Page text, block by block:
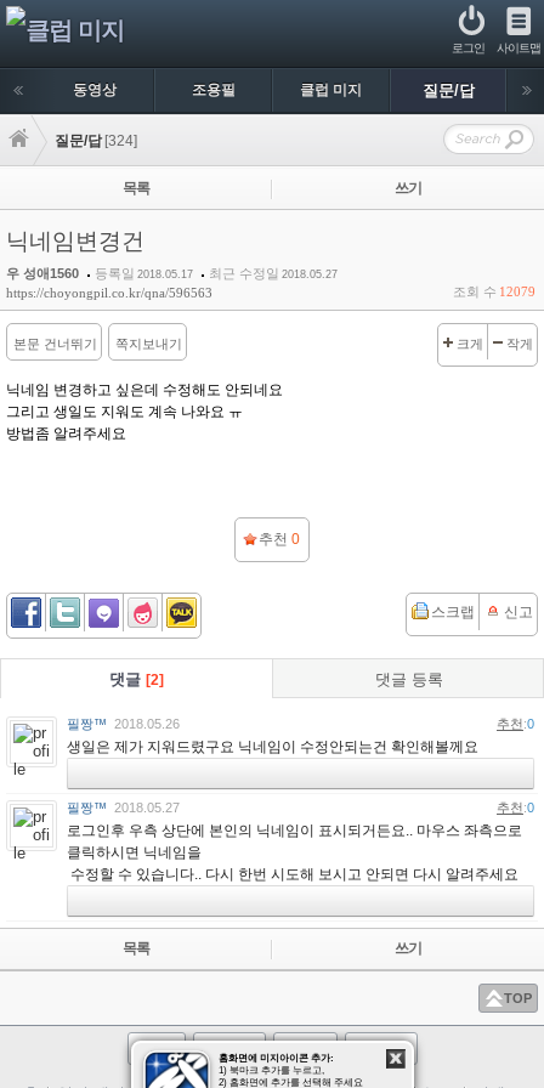
사이트맵
로그인
동영상 조용필 클럽 미지 질문/답
질문/답 [324]
목록 쓰기
닉네임변경건
우 성애1560 등록일 2018.05.17 최근 수정일 2018.05.27
https://choyongpil.co.kr/qna/596563 조회 수 12079
본문 건너뛰기 쪽지보내기 크게 작게
닉네임 변경하고 싶은데 수정해도 안되네요
그리고 생일도 지워도 계속 나와요 ㅠ
방법좀 알려주세요
추천 0
스크랩 신고
댓글 [2] 댓글 등록
필짱™ 2018.05.26 추천:0
생일은 제가 지워드렸구요 닉네임이 수정안되는건 확인해볼께요
필짱™ 2018.05.27 추천:0
로그인후 우측 상단에 본인의 닉네임이 표시되거든요.. 마우스 좌측으로
클릭하시면 닉네임을
수정할 수 있습니다.. 다시 한번 시도해 보시고 안되면 다시 알려주세요
목록 쓰기
TOP
로그인 회원가입 사이트맵
홈화면에 미지아이콘 추가:
1) 북마크 추가를 누르고,
2) 홈화면에 추가를 선택해 주세요